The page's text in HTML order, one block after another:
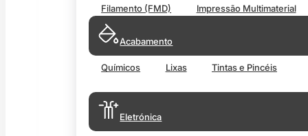
Filamento (FMD) Impressão Multimaterial
Acabamento
Químicos Lixas Tintas e Pincéis
Eletrónica